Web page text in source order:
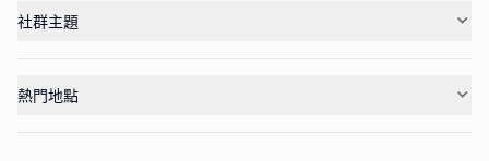
社群主題
熱門地點